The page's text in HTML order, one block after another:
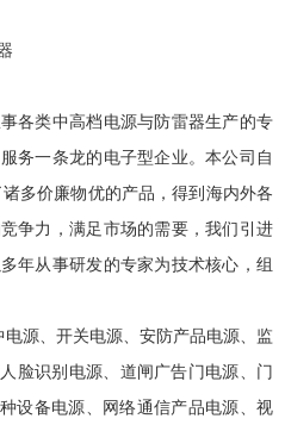
各类中高档电源与防雷器生产的专
务一条龙的电子型企业。本公司自
多价廉物优的产品，得到海内外各
争力，满足市场的需要，我们引进
年从事研发的专家为技术核心，组
源、开关电源、安防产品电源、监
脸识别电源、道闸广告门电源、门
设备电源、网络通信产品电源、视